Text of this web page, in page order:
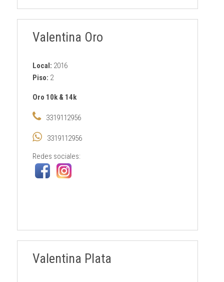
Valentina Oro
Local: 2016
Piso: 2
Oro 10k & 14k
3319112956
3319112956
Redes sociales:
Valentina Plata